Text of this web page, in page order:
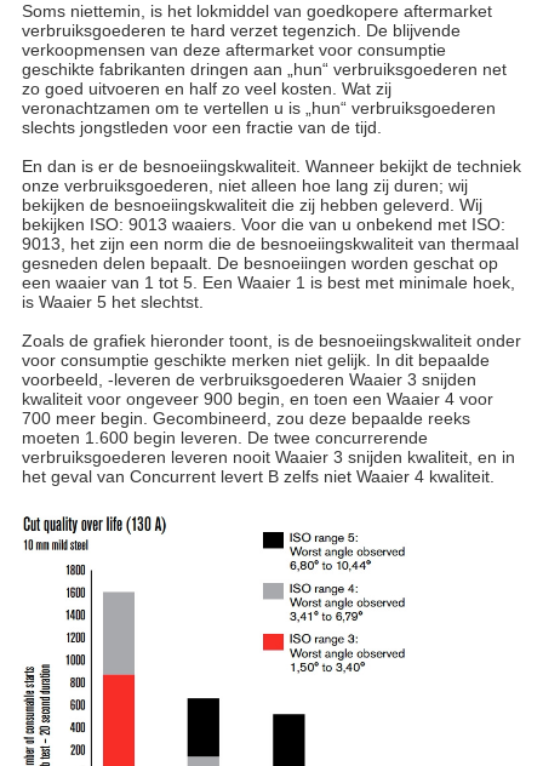
Soms niettemin, is het lokmiddel van goedkopere aftermarket
verbruiksgoederen te hard verzet tegenzich. De blijvende
verkoopmensen van deze aftermarket voor consumptie
geschikte fabrikanten dringen aan „hun“ verbruiksgoederen net
zo goed uitvoeren en half zo veel kosten. Wat zij
veronachtzamen om te vertellen u is „hun“ verbruiksgoederen
slechts jongstleden voor een fractie van de tijd.
En dan is er de besnoeiingskwaliteit. Wanneer bekijkt de techniek
onze verbruiksgoederen, niet alleen hoe lang zij duren; wij
bekijken de besnoeiingskwaliteit die zij hebben geleverd. Wij
bekijken ISO: 9013 waaiers. Voor die van u onbekend met ISO:
9013, het zijn een norm die de besnoeiingskwaliteit van thermaal
gesneden delen bepaalt. De besnoeiingen worden geschat op
een waaier van 1 tot 5. Een Waaier 1 is best met minimale hoek,
is Waaier 5 het slechtst.
Zoals de grafiek hieronder toont, is de besnoeiingskwaliteit onder
voor consumptie geschikte merken niet gelijk. In dit bepaalde
voorbeeld, -leveren de verbruiksgoederen Waaier 3 snijden
kwaliteit voor ongeveer 900 begin, en toen een Waaier 4 voor
700 meer begin. Gecombineerd, zou deze bepaalde reeks
moeten 1.600 begin leveren. De twee concurrerende
verbruiksgoederen leveren nooit Waaier 3 snijden kwaliteit, en in
het geval van Concurrent levert B zelfs niet Waaier 4 kwaliteit.